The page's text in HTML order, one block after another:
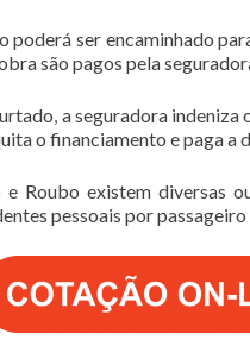
poderá ser encaminhado
são pagos pela
a seguradora
o financiamento e paga a
Roubo existem diversas
pessoais por passageiro